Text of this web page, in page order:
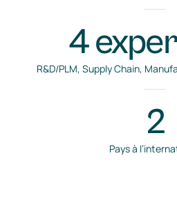
4
R&D/PLM, Supply Chain,
2
Pays à